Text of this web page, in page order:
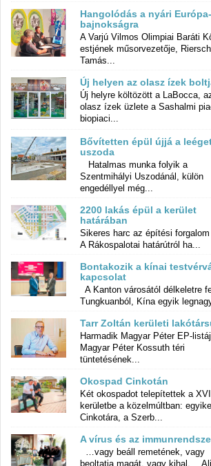
Hangolódás a nyári Európa-
bajnokságra
A Varjú Vilmos Olimpiai Baráti
estjének műsorvezetője,
Tamás...
Új helyen az olasz ízek
Új helyre költözött a LaBocca,
olasz ízek üzlete a Sashalmi
biopiaci...
Bővítetten épül újjá a
uszoda
Hatalmas munka folyik a
Szentmihályi Uszodánál, külön
engedéllyel még...
2200 lakás épül a kerület
határában
Sikeres harc az építési
A Rákospalotai határútról ha...
Bontakozik a kínai
kapcsolat
A Kanton városától délkeletre
Tungkuanból, Kína egyik
Tarr Zoltán kerületi
Harmadik Magyar Péter EP-
Magyar Péter Kossuth
tüntetésének...
Okospad Cinkotán
Két okospadot telepítettek a
kerületbe a közelmúltban:
Cinkotára, a Szerb...
A vírus és az
…vagy beáll remetének, vagy
beoltatja magát, vagy kihal. Alig